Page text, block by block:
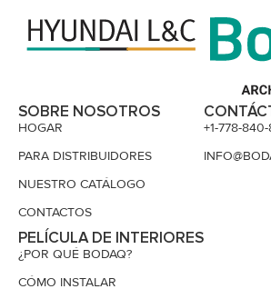
SOBRE NOSOTROS
HOGAR
PARA DISTRIBUIDORES
NUESTRO CATÁLOGO
CONTACTOS
PELÍCULA DE INTERIORES
¿POR QUÉ BODAQ?
CÓMO INSTALAR
+1-778-